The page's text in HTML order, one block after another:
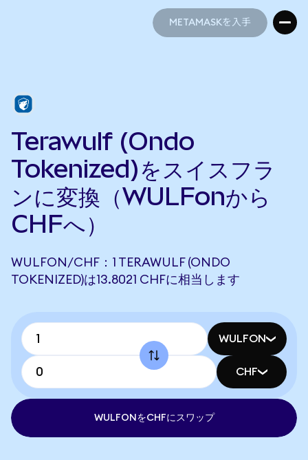
METAMASKを入手
Terawulf (Ondo
Tokenized)をスイスフラ
ンに変換（WULFonから
CHFへ）
WULFON/CHF：1 TERAWULF (ONDO
TOKENIZED)は13.8021 CHFに相当します
WULFON
CHF
WULFONをCHFにスワップ